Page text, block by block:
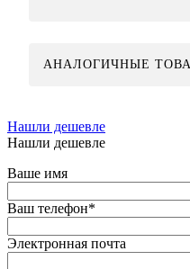
АНАЛОГИЧНЫЕ
Нашли дешевле
Нашли дешевле
Ваше имя
Ваш телефон*
Электронная почта